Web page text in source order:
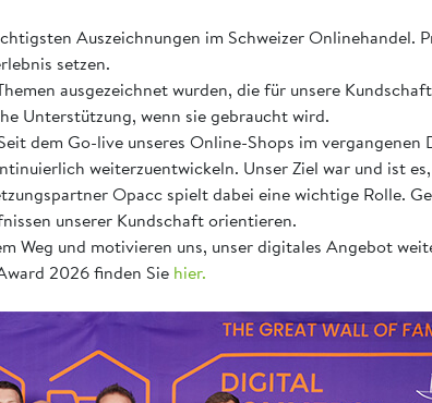
Auszeichnungen im Schweizer
setzen.
ausgezeichnet wurden, die für unsere
Unterstützung, wenn sie gebraucht wird.
dem Go-live unseres Online-Shops im
weiterzuentwickeln. Unser Ziel war und ist
Opacc spielt dabei eine wichtige Rolle.
unserer Kundschaft orientieren.
Weg und motivieren uns, unser digitales Angebot
2026 finden Sie hier.